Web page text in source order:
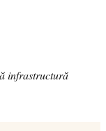
infrastructură